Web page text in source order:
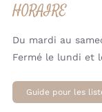
HORAIRE
Du mardi au
Fermé le lundi et
Guide pour les